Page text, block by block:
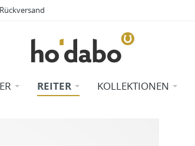
Rückversand
REITER KOLLEKTIONEN